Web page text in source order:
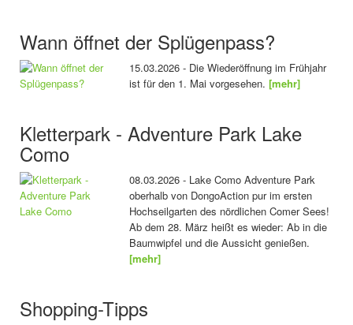
Wann öffnet der Splügenpass?
15.03.2026 - Die Wiederöffnung im Frühjahr
ist für den 1. Mai vorgesehen.[mehr]
Kletterpark - Adventure Park Lake
Como
08.03.2026 - Lake Como Adventure Park
oberhalb von DongoAction pur im ersten
Hochseilgarten des nördlichen Comer Sees!
Ab dem 28. März heißt es wieder: Ab in die
Baumwipfel und die Aussicht genießen.
[mehr]
Shopping-Tipps